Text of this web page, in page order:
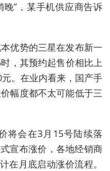
”，某手机供应商告诉
优势的三星在发布新一
，其预约起售价相比上
。在业内看来，国产手
幅度都不太可能低于三
将会在3月15号陆续落
宣布涨价，各地经销商
在月底启动涨价流程。